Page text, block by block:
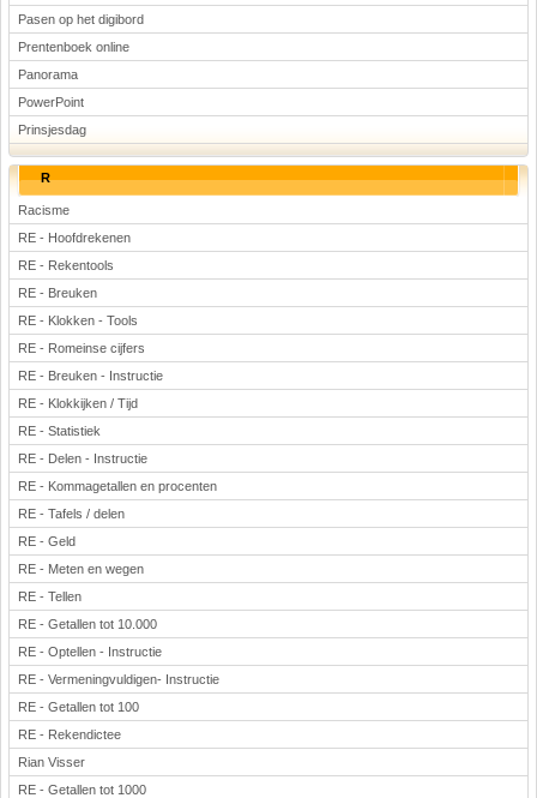
Pasen op het digibord
Prentenboek online
Panorama
PowerPoint
Prinsjesdag
R
Racisme
RE - Hoofdrekenen
RE - Rekentools
RE - Breuken
RE - Klokken - Tools
RE - Romeinse cijfers
RE - Breuken - Instructie
RE - Klokkijken / Tijd
RE - Statistiek
RE - Delen - Instructie
RE - Kommagetallen en procenten
RE - Tafels / delen
RE - Geld
RE - Meten en wegen
RE - Tellen
RE - Getallen tot 10.000
RE - Optellen - Instructie
RE - Vermeningvuldigen- Instructie
RE - Getallen tot 100
RE - Rekendictee
Rian Visser
RE - Getallen tot 1000